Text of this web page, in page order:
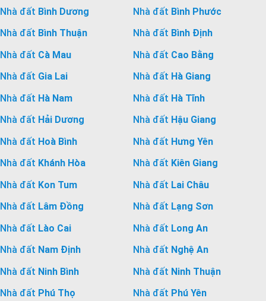
Nhà đất Bình Dương Nhà đất Bình Phước
Nhà đất Bình Thuận Nhà đất Bình Định
Nhà đất Cà Mau Nhà đất Cao Bằng
Nhà đất Gia Lai Nhà đất Hà Giang
Nhà đất Hà Nam Nhà đất Hà Tĩnh
Nhà đất Hải Dương Nhà đất Hậu Giang
Nhà đất Hoà Bình Nhà đất Hưng Yên
Nhà đất Khánh Hòa Nhà đất Kiên Giang
Nhà đất Kon Tum Nhà đất Lai Châu
Nhà đất Lâm Đồng Nhà đất Lạng Sơn
Nhà đất Lào Cai Nhà đất Long An
Nhà đất Nam Định Nhà đất Nghệ An
Nhà đất Ninh Bình Nhà đất Ninh Thuận
Nhà đất Phú Thọ Nhà đất Phú Yên